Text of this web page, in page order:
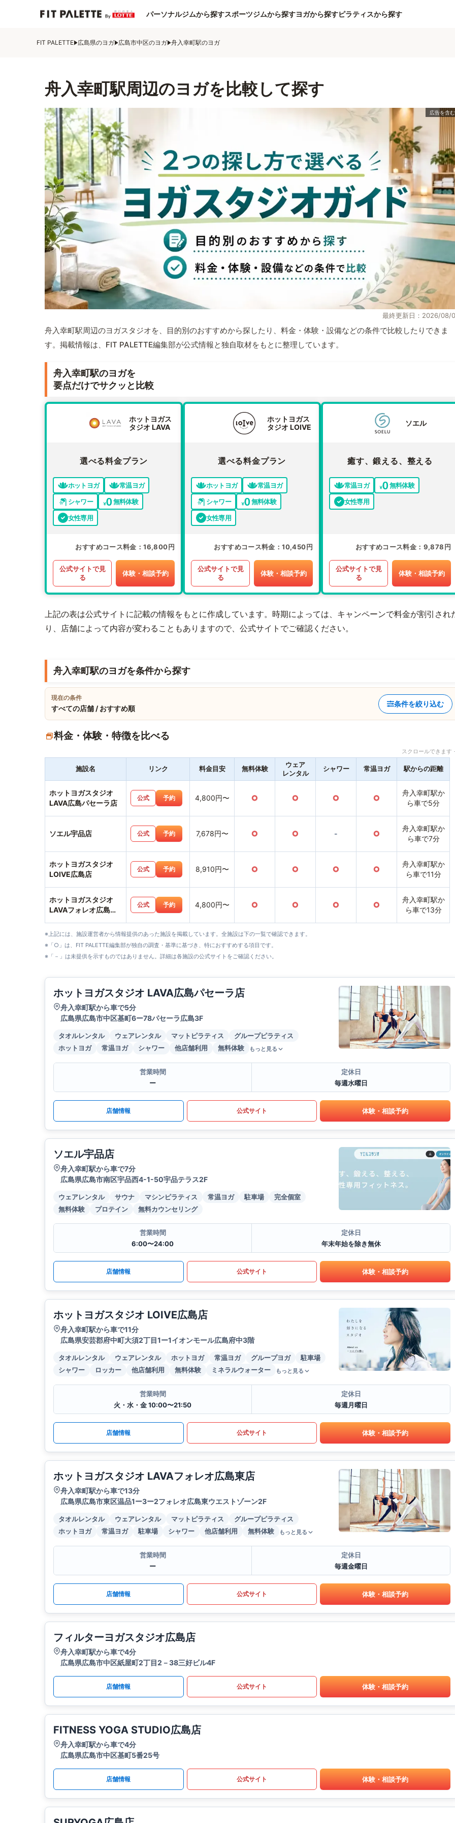
パーソナルジムから探すスポーツジムから探すヨガから探すピラティスから探す
FIT PALETTE 広島県のヨガ 広島市中区のヨガ 舟入幸町駅のヨガ
舟入幸町駅周辺のヨガを比較して探す
最終更新日：2026/08/
舟入幸町駅周辺のヨガスタジオを、目的別のおすすめから探したり、料金・体験・設備などの条件で比較したりできま
す。掲載情報は、FIT PALETTE編集部が公式情報と独自取材をもとに整理しています。
舟入幸町駅のヨガを
要点だけでサクッと比較
ホットヨガス
タジオ LAVA
選べる料金プラン
ホットヨガ
常温ヨガ
シャワー
無料体験
女性専用
おすすめコース料金 16,800円
公式サイトで見
る
体験・相談予約
ホットヨガス
タジオ LOIVE
選べる料金プラン
ホットヨガ
常温ヨガ
シャワー
無料体験
女性専用
おすすめコース料金 10,450円
公式サイトで見
る
体験・相談予約
ソエル
癒す、鍛える、整える
常温ヨガ
無料体験
女性専用
おすすめコース料金 9,878円
公式サイトで見
る
体験・相談予約
上記の表は公式サイトに記載の情報をもとに作成しています。時期によっては、キャンペーンで料金が割引され
り、店舗によって内容が変わることもありますので、公式サイトでご確認ください。
舟入幸町駅のヨガを条件から探す
現在の条件
すべての店舗 / おすすめ順
条件を絞り込む
料金・体験・特徴を比べる
スクロールできま
施設名 リンク 料金目安 無料体験
ウェア
レンタル
シャワー 常温ヨガ 駅からの距離
ホットヨガスタジオ
LAVA広島パセーラ店
公式 予約 4,800円〜 ○ ○ ○ ○
舟入幸町駅か
ら車で5分
ソエル宇品店 公式 予約 7,678円〜 ○ ○ - ○
舟入幸町駅か
ら車で7分
ホットヨガスタジオ
LOIVE広島店
公式 予約 8,910円〜 ○ ○ ○ ○
舟入幸町駅か
ら車で11分
ホットヨガスタジオ
LAVAフォレオ広島東
公式 予約 4,800円〜 ○ ○ ○ ○
舟入幸町駅か
ら車で13分
※上記には、施設運営者から情報提供のあった施設を掲載しています。全施設は下の一覧で確認できます。
※「○」は、FIT PALETTE編集部が独自の調査・基準に基づき、特におすすめする項目です。
※「－」は未提供を示すものではありません。詳細は各施設の公式サイトをご確認ください。
ホットヨガスタジオ LAVA広島パセーラ店
舟入幸町駅から車で5分
広島県広島市中区基町6ー78パセーラ広島3F
タオルレンタル ウェアレンタル マットピラティス
グループピラティス
ホットヨガ
常温ヨガ シャワー 他店舗利用 無料体験 もっと見る
営業時間
ー
定休日
毎週水曜日
店舗情報 公式サイト 体験・相談予約
ソエル宇品店
舟入幸町駅から車で7分
広島県広島市南区宇品西4-1-50宇品テラス2F
ウェアレンタル サウナ マシンピラティス 常温ヨガ 駐車場
完全個室
無料体験
プロテイン 無料カウンセリング
営業時間
6:00〜24:00
定休日
年末年始を除き無休
店舗情報 公式サイト 体験・相談予約
ホットヨガスタジオ LOIVE広島店
舟入幸町駅から車で11分
広島県安芸郡府中町大須2丁目1ー1イオンモール広島府中3階
タオルレンタル ウェアレンタル ホットヨガ 常温ヨガ グループヨガ
駐車場
シャワー
ロッカー 他店舗利用 無料体験 ミネラルウォーター もっと見る
営業時間
火・水・金 10:00〜21:50
定休日
毎週月曜日
店舗情報 公式サイト 体験・相談予約
ホットヨガスタジオ LAVAフォレオ広島東店
舟入幸町駅から車で13分
広島県広島市東区温品1ー3ー2フォレオ広島東ウエストゾーン2F
タオルレンタル ウェアレンタル マットピラティス
グループピラティス
ホットヨガ
常温ヨガ 駐車場 シャワー 他店舗利用 無料体験 もっと見る
営業時間
ー
定休日
毎週金曜日
店舗情報 公式サイト 体験・相談予約
フィルターヨガスタジオ広島店
舟入幸町駅から車で4分
広島県広島市中区紙屋町2丁目2－38三好ビル4F
店舗情報 公式サイト 体験・相談予約
FITNESS YOGA STUDIO広島店
舟入幸町駅から車で4分
広島県広島市中区基町5番25号
店舗情報 公式サイト 体験・相談予約